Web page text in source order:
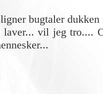
bugtaler
vil jeg tro....